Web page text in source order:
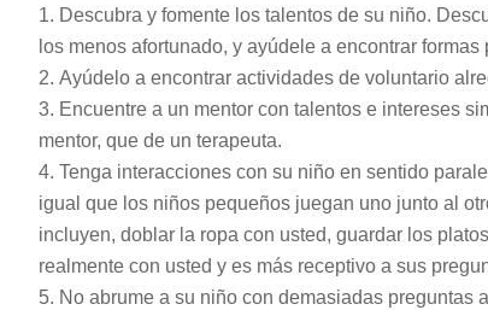
Descubra y fomente los talentos de su niño.
los menos afortunado, y ayúdele a encontrar
Ayúdelo a encontrar actividades de voluntario
Encuentre a un mentor con talentos e intereses
mentor, que de un terapeuta.
Tenga interacciones con su niño en sentido
igual que los niños pequeños juegan uno junto al
incluyen, doblar la ropa con usted, guardar los
realmente con usted y es más receptivo a sus
No abrume a su niño con demasiadas preguntas